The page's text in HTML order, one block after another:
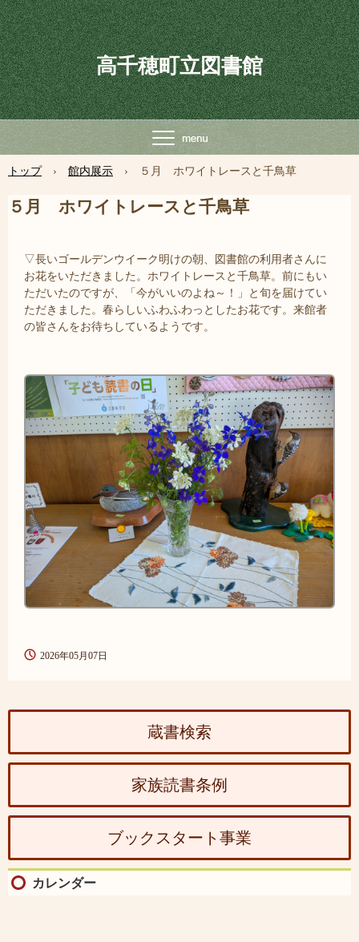
高千穂町立図書館
トップ › 館内展示 › ５月 ホワイトレースと千鳥草
５月 ホワイトレースと千鳥草
▽長いゴールデンウイーク明けの朝、図書館の利用者さんに
お花をいただきました。ホワイトレースと千鳥草。前にもい
ただいたのですが、「今がいいのよね～！」と旬を届けてい
ただきました。春らしいふわふわっとしたお花です。来館者
の皆さんをお待ちしているようです。
2026年05月07日
蔵書検索
家族読書条例
ブックスタート事業
カレンダー